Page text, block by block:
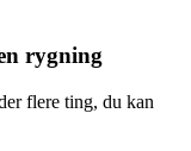
rygning
flere ting, du kan